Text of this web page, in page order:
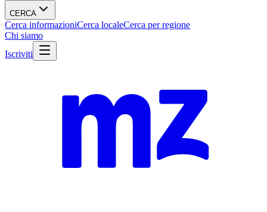
CERCA
Cerca informazioniCerca localeCerca per regione
Chi siamo
Iscriviti